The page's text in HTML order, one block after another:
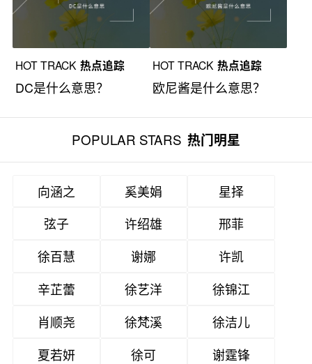
HOT TRACK 热点追踪
DC是什么意思？
HOT TRACK 热点追踪
欧尼酱是什么意思？
POPULAR STARS 热门明星
向涵之 奚美娟
星择
弦子
许绍雄
邢菲
徐百慧
谢娜
许凯
辛芷蕾
徐艺洋
徐锦江
肖顺尧
徐梵溪
徐洁儿
夏若妍
徐可
谢霆锋